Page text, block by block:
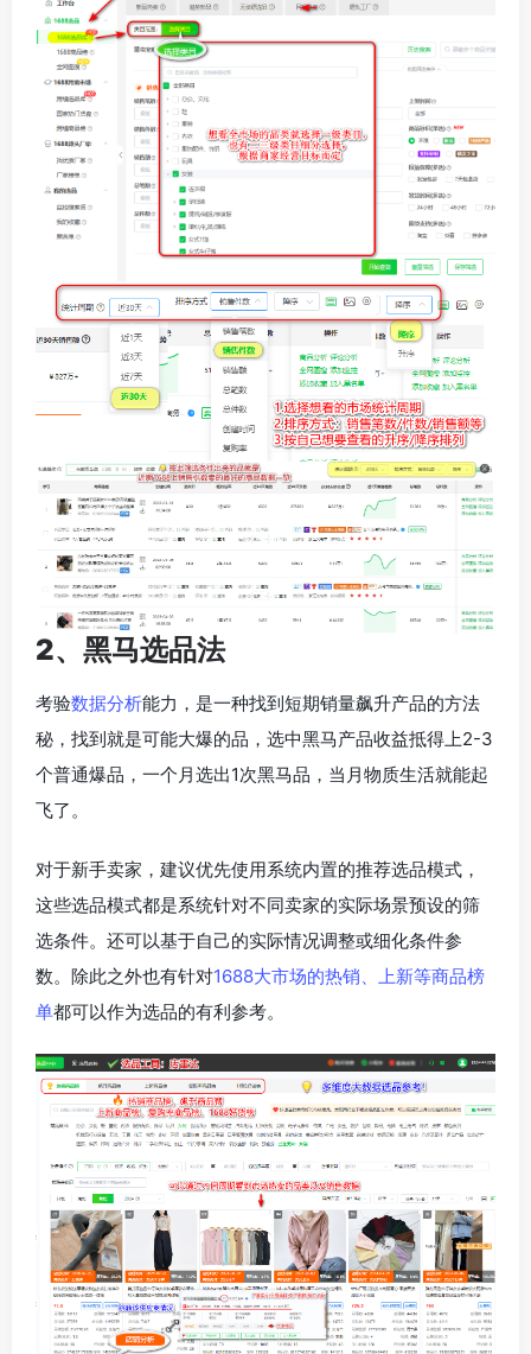
2、黑马选品法
考验数据分析能力，是一种找到短期销量飙升产品的方法
秘，找到就是可能大爆的品，选中黑马产品收益抵得上2-3
个普通爆品，一个月选出1次黑马品，当月物质生活就能起
飞了。
对于新手卖家，建议优先使用系统内置的推荐选品模式，
这些选品模式都是系统针对不同卖家的实际场景预设的筛
选条件。还可以基于自己的实际情况调整或细化条件参
数。除此之外也有针对1688大市场的热销、上新等商品榜
单都可以作为选品的有利参考。